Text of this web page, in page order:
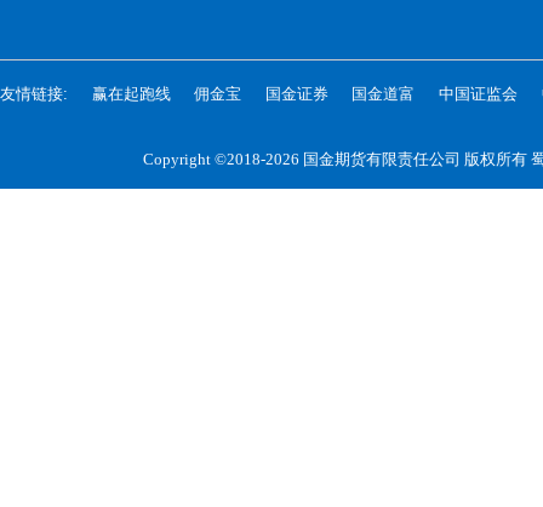
友情链接: 赢在起跑线 佣金宝 国金证券 国金道富 中国证监会
Copyright ©2018-2026 国金期货有限责任公司 版权所有